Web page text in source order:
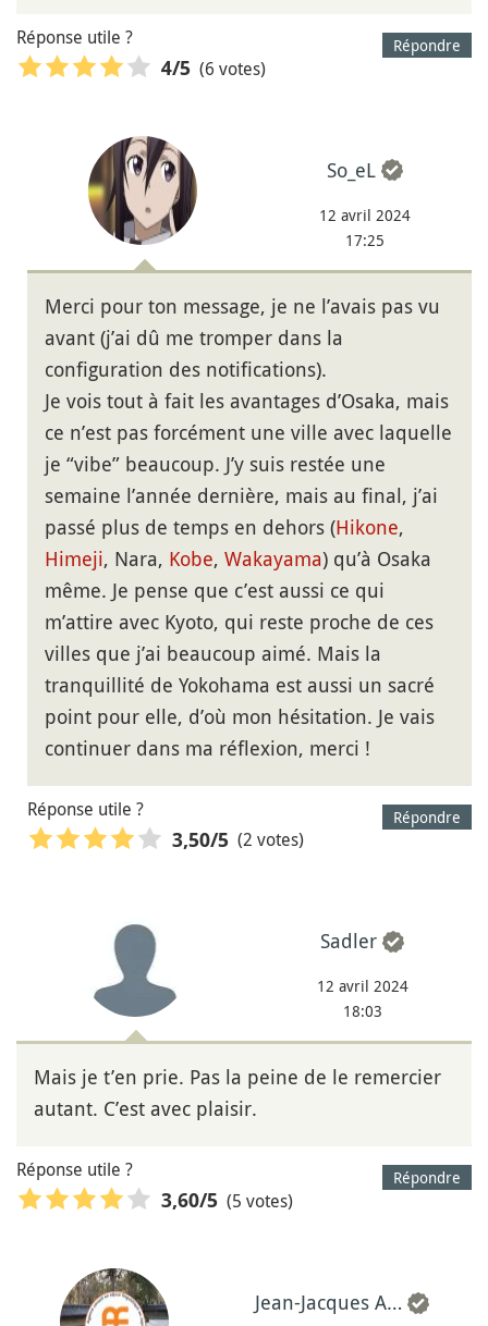
Répondre
Réponse utile ?
4/5 (6 votes)
So_eL
12 avril 2024
17:25
Merci pour ton message, je ne l’avais pas vu
avant (j’ai dû me tromper dans la
configuration des notifications).
Je vois tout à fait les avantages d’Osaka, mais
ce n’est pas forcément une ville avec laquelle
je “vibe” beaucoup. J’y suis restée une
semaine l’année dernière, mais au final, j’ai
passé plus de temps en dehors (Hikone,
Himeji, Nara, Kobe, Wakayama) qu’à Osaka
même. Je pense que c’est aussi ce qui
m’attire avec Kyoto, qui reste proche de ces
villes que j’ai beaucoup aimé. Mais la
tranquillité de Yokohama est aussi un sacré
point pour elle, d’où mon hésitation. Je vais
continuer dans ma réflexion, merci !
Répondre
Réponse utile ?
3,50/5 (2 votes)
Sadler
12 avril 2024
18:03
Mais je t’en prie. Pas la peine de le remercier
autant. C’est avec plaisir.
Répondre
Réponse utile ?
3,60/5 (5 votes)
Jean-Jacques A…